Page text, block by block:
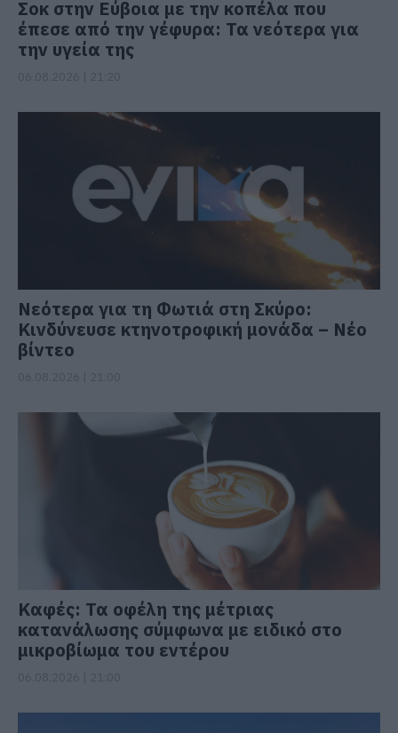
Σοκ στην Εύβοια με την κοπέλα που
έπεσε από την γέφυρα: Τα νεότερα για
την υγεία της
Νεότερα για τη Φωτιά στη Σκύρο:
Κινδύνευσε κτηνοτροφική μονάδα – Νέο
βίντεο
Καφές: Τα οφέλη της μέτριας
κατανάλωσης σύμφωνα με ειδικό στο
μικροβίωμα του εντέρου